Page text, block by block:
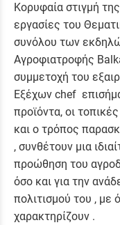
Κορυφαία στιγμή
εργασίες του
συνόλου των
Αγροφιατροφής
συμμετοχή του
Εξέχων chef
προϊόντα, οι
και ο τρόπος
, συνθέτουν μια
προώθηση του
όσο και για την
πολιτισμού του , με
χαρακτηρίζουν .